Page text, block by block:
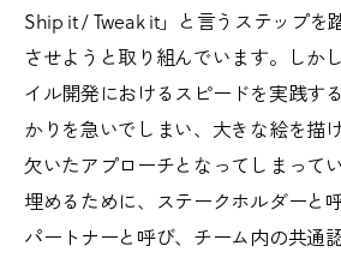
Ship it / Tweak it」と言うステップを
させようと取り組んでいます。しか
イル開発におけるスピードを実践す
かりを急いでしまい、大きな絵を描
欠いたアプローチとなってしまって
埋めるために、ステークホルダーと
パートナーと呼び、チーム内の共通